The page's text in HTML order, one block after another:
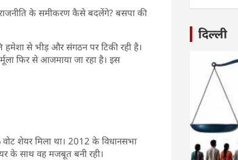
राजनीति के समीकरण कैसे बदलेंगे? बसपा की
हमेशा से भीड़ और संगठन पर टिकी रही है।
फिर से आजमाया जा रहा है। इस
शेयर मिला था। 2012 के विधानसभा
के साथ वह मजबूत बनी रही।
दिल्ली